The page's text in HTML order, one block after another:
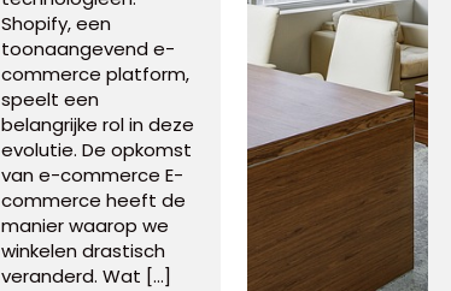
Shopify, een
toonaangevend e-
commerce platform,
speelt een
belangrijke rol in deze
evolutie. De opkomst
van e-commerce E-
commerce heeft de
manier waarop we
winkelen drastisch
veranderd. Wat […]